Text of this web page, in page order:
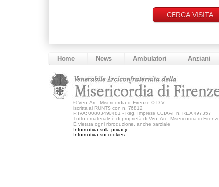
Home News Ambulatori Anziani
© Ven. Arc. Misericordia di Firenze O.D.V.
iscritta al RUNTS con n. 76812
P.IVA: 00803490481 - Reg. Imprese CCIAAF n. REA 497357
Tutto il materiale è di proprietà di Ven. Arc. Misericordia di
È vietata ogni riproduzione, anche parziale
Informativa sulla privacy
Informativa sui cookies